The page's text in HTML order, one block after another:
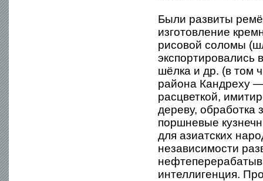
Были развиты
изготовление
рисовой соломы
экспортировались
шёлка и др. (в том
района Кандреху
расцветкой,
дереву, обработка
поршневые
для азиатских
независимости
интеллигенция.